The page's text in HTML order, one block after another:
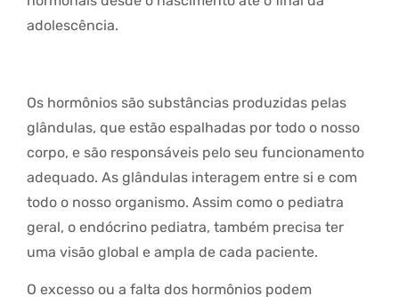
adolescência.
Os hormônios são substâncias produzidas pelas
glândulas, que estão espalhadas por todo o nosso
corpo, e são responsáveis pelo seu funcionamento
adequado. As glândulas interagem entre si e com
todo o nosso organismo. Assim como o pediatra
geral, o endócrino pediatra, também precisa ter
uma visão global e ampla de cada paciente.
O excesso ou a falta dos hormônios podem